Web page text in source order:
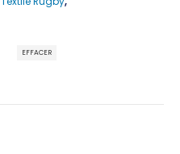
EFFACER